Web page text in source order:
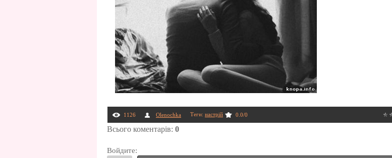
1126 Olenochka Теги: настрій 0.0/0
Всього коментарів: 0
Войдите: